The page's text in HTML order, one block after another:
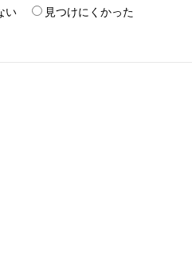
い 見つけにくかった